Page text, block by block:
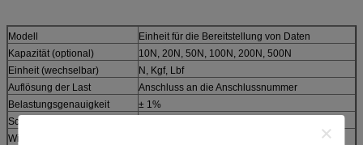
Modell
Einheit für die Bereitstellung von Daten
Kapazität (optional)
10N, 20N, 50N, 100N, 200N, 500N
Einheit (wechselbar)
N, Kgf, Lbf
Auflösung der Last
Anschluss an die Anschlussnummer
Belastungsgenauigkeit
± 1%
Schlag (ohne Griffe)
Wirkliche Breite